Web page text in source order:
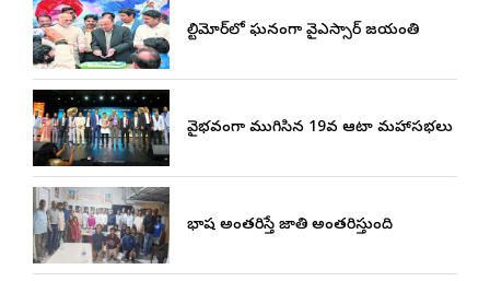
బాల్టిమోర్‌లో ఘనంగా వైఎస్సార్‌ జయంతి
వైభవంగా ముగిసిన 19వ ఆటా మహాసభలు
భాష అంతరిస్తే జాతి అంతరిస్తుంది